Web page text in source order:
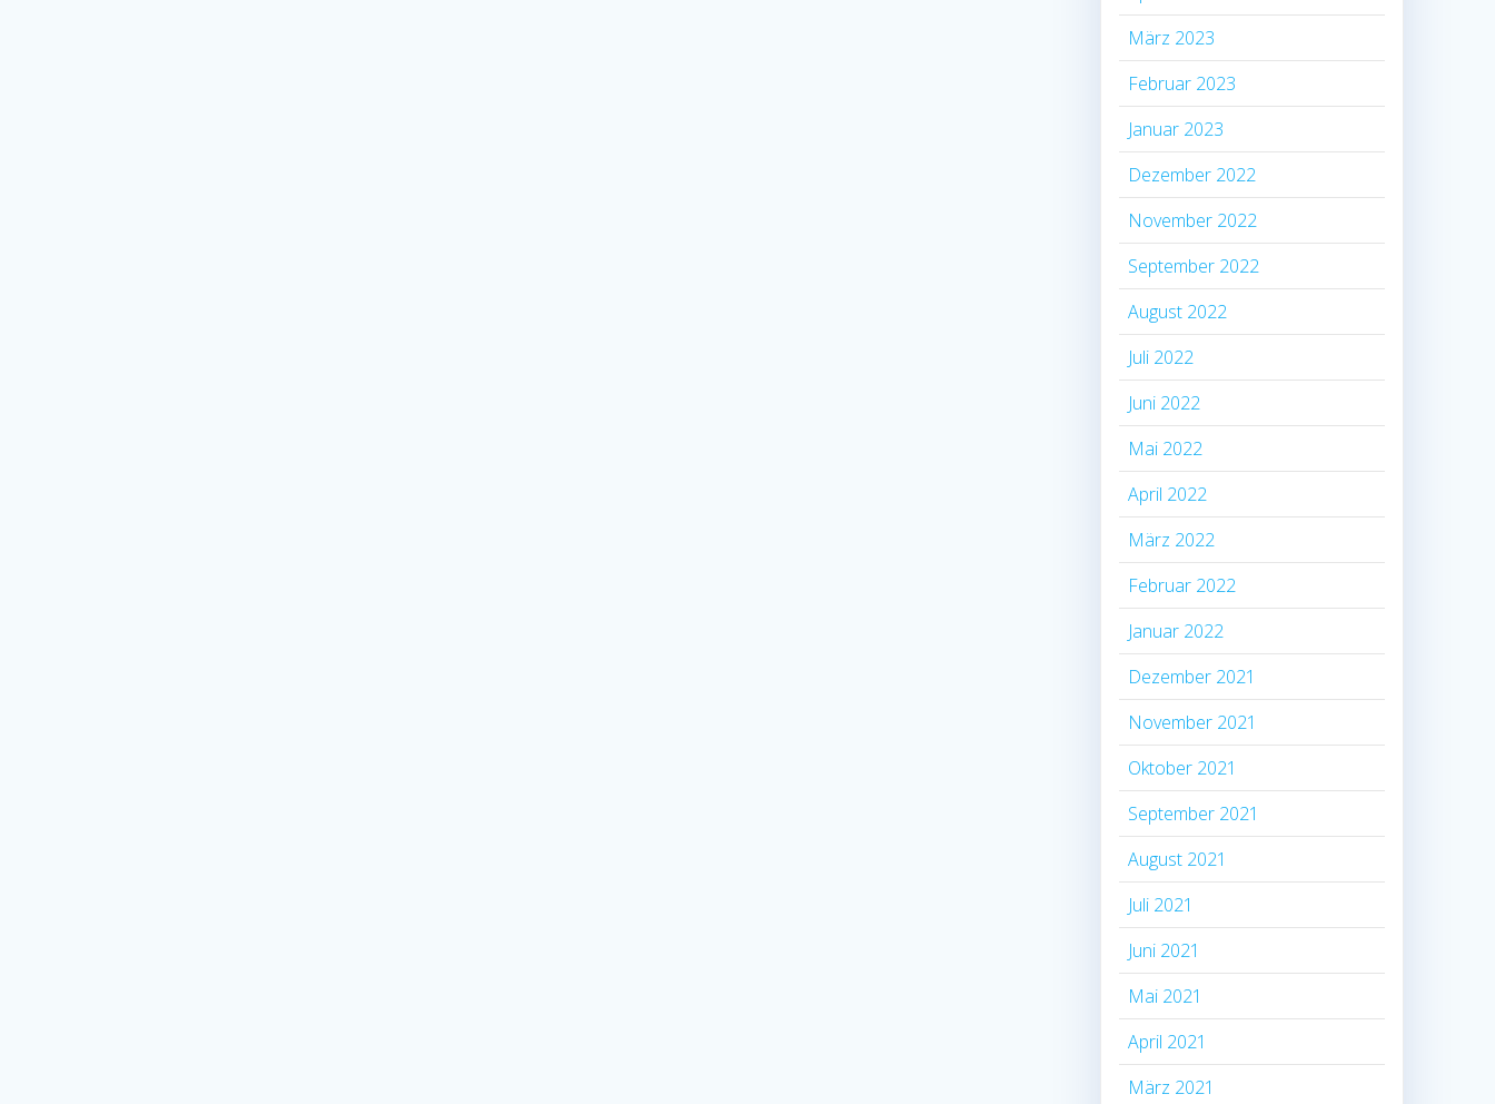
März 2023
Februar 2023
Januar 2023
Dezember 2022
November 2022
September 2022
August 2022
Juli 2022
Juni 2022
Mai 2022
April 2022
März 2022
Februar 2022
Januar 2022
Dezember 2021
November 2021
Oktober 2021
September 2021
August 2021
Juli 2021
Juni 2021
Mai 2021
April 2021
März 2021